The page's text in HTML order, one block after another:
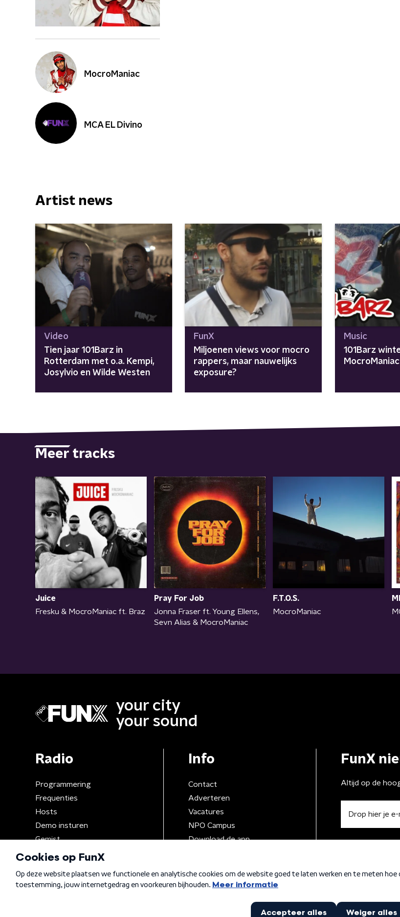
MocroManiac
MCA EL Divino
Artist news
Video
Tien jaar 101Barz in
Rotterdam met o.a. Kempi,
Josylvio en Wilde Westen
FunX
Miljoenen views voor mocro
rappers, maar nauwelijks
exposure?
Music
101Barz
MocroManiac
Meer tracks
Juice
Fresku & MocroManiac ft. Braz
Pray For Job
Jonna Fraser ft. Young Ellens,
Sevn Alias & MocroManiac
F.T.O.S.
MocroManiac
your city
your sound
Radio
Programmering
Frequenties
Hosts
Demo insturen
Gemist
Info
Contact
Adverteren
Vacatures
NPO Campus
Download de app
FunX
Altijd op de
Algemene voorwaarden Privacybeleid